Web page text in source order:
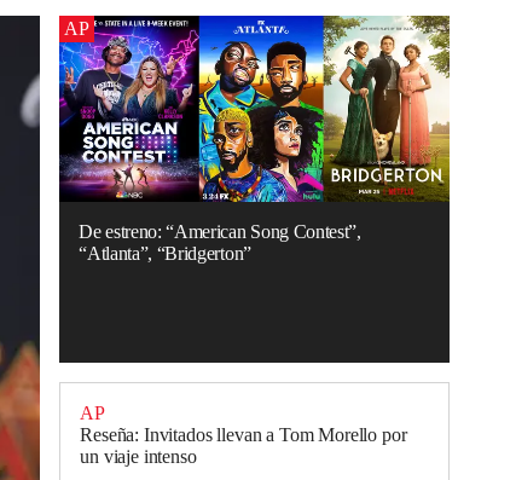
AP
De estreno: “American Song Contest”,
“Atlanta”, “Bridgerton”
AP
Reseña: Invitados llevan a Tom Morello por
un viaje intenso